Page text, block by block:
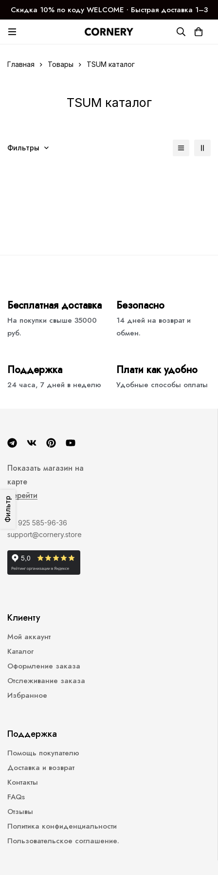
Скидка 10% по коду WELCOME ∙ Быстрая доставка 1–3
дня
Главная Товары TSUM каталог
TSUM каталог
Фильтр
Фильтры
Бесплатная доставка
На покупки свыше 35000
руб.
Безопасно
14 дней на возврат и
обмен.
Поддержка
24 часа, 7 дней в неделю
Плати как удобно
Удобные способы оплаты
Показать магазин на
карте
Перейти
+7 925 585-96-36
support@cornery.store
Клиенту
Мой аккаунт
Каталог
Оформление заказа
Отслеживание заказа
Избранное
Поддержка
Помощь покупателю
Доставка и возврат
Контакты
FAQs
Отзывы
Политика конфиденциальности
Пользовательское соглашение.